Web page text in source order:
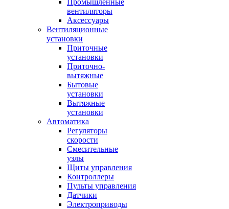
Промышленные
вентиляторы
Аксессуары
Вентиляционные
установки
Приточные
установки
Приточно-
вытяжные
Бытовые
установки
Вытяжные
установки
Автоматика
Регуляторы
скорости
Смесительные
узлы
Щиты управления
Контроллеры
Пульты управления
Датчики
Электроприводы